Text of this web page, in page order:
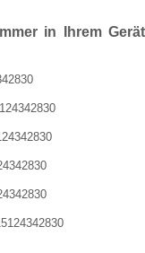
in Ihrem Gerät